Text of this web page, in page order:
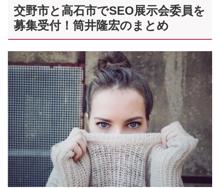
交野市と高石市でSEO展示会委員を
募集受付！筒井隆宏のまとめ